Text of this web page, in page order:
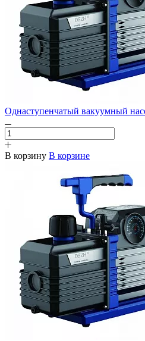
Однаступенчатый вакуумный
В корзину В корзине